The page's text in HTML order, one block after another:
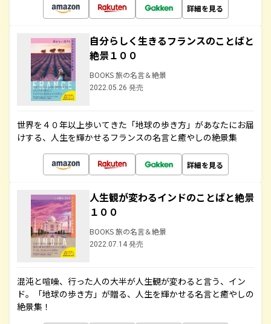
詳細を見る
自分らしく生きるフランスのことばと
絶景１００
BOOKS 旅の名言＆絶景
2022.05.26 発売
世界を４０年以上歩いてきた「地球の歩き方」があなたにお届
けする、人生を輝かせるフランスの名言と癒やしの絶景集
詳細を見る
人生観が変わるインドのことばと絶景
１００
BOOKS 旅の名言＆絶景
2022.07.14 発売
混沌と喧噪、行った人の大半が人生観が変わると言う、イン
ド。「地球の歩き方」が贈る、人生を輝かせる名言と癒やしの
絶景集！